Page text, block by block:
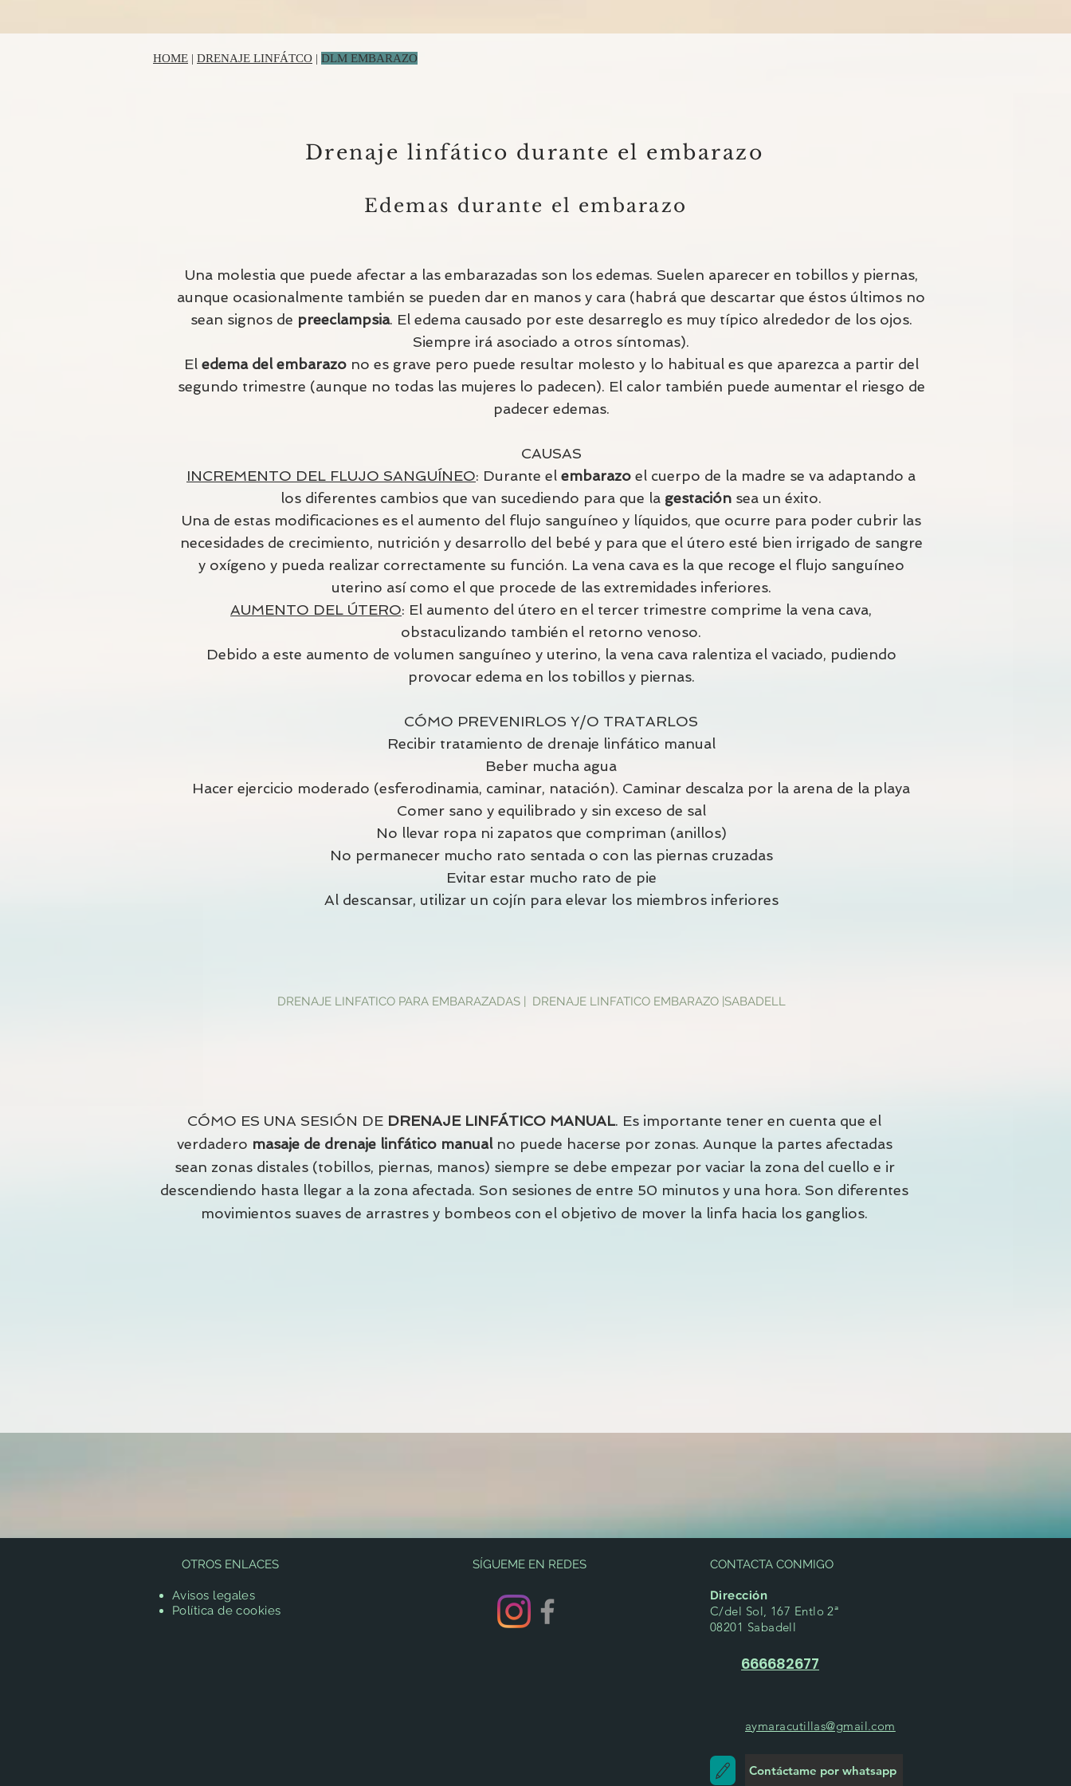
Drenaje linfático durante el embarazo
Edemas durante el embarazo
Una molestia que puede afectar a las embarazadas son los edemas. Suelen aparecer en tobillos y piernas,
aunque ocasionalmente también se pueden dar en manos y cara (habrá que descartar que éstos últimos no
sean signos de preeclampsia. El edema causado por este desarreglo es muy típico alrededor de los ojos.
Siempre irá asociado a otros síntomas).
El edema del embarazono es grave pero puede resultar molesto y lo habitual es que aparezca a partir del
segundo trimestre (aunque no todas las mujeres lo padecen). El calor también puede aumentar el riesgo de
padecer edemas.
CAUSAS
INCREMENTO DEL FLUJO SANGUÍNEO: Durante el embarazo el cuerpo de la madre se va adaptando a
los diferentes cambios que van sucediendo para que la gestación sea un éxito.
Una de estas modificaciones es el aumento del flujo sanguíneo y líquidos, que ocurre para poder cubrir las
necesidades de crecimiento, nutrición y desarrollo del bebé y para que el útero esté bien irrigado de sangre
y oxígeno y pueda realizar correctamente su función. La vena cava es la que recoge el flujo sanguíneo
uterino así como el que procede de las extremidades inferiores.
AUMENTO DEL ÚTERO: El aumento del útero en el tercer trimestre comprime la vena cava,
obstaculizando también el retorno venoso.
Debido a este aumento de volumen sanguíneo y uterino, la vena cava ralentiza el vaciado, pudiendo
provocar edema en los tobillos y piernas.
CÓMO PREVENIRLOS Y/O TRATARLOS
Recibir tratamiento de drenaje linfático manual
Beber mucha agua
Hacer ejercicio moderado (esferodinamia, caminar, natación). Caminar descalza por la arena de la playa
Comer sano y equilibrado y sin exceso de sal
No llevar ropa ni zapatos que compriman (anillos)
No permanecer mucho rato sentada o con las piernas cruzadas
Evitar estar mucho rato de pie
Al descansar, utilizar un cojín para elevar los miembros inferiores
DRENAJE LINFATICO PARA EMBARAZADAS | DRENAJE LINFATICO EMBARAZO |SABADELL
CÓMO ES UNA SESIÓN DE DRENAJE LINFÁTICO MANUAL. Es importante tener en cuenta que el
verdadero masaje de drenaje linfático manualno puede hacerse por zonas. Aunque la partes afectadas
sean zonas distales (tobillos, piernas, manos) siempre se debe empezar por vaciar la zona del cuello e ir
descendiendo hasta llegar a la zona afectada. Son sesiones de entre 50 minutos y una hora. Son diferentes
movimientos suaves de arrastres y bombeos con el objetivo de mover la linfa hacia los ganglios.
HOME | DRENAJE LINFÁTCO | DLM EMBARAZO
OTROS ENLACES
Avisos legales
Política de cookies
SÍGUEME EN REDES CONTACTA CONMIGO
Dirección
C/del Sol, 167 Entlo 2ª
08201 Sabadell
666682677
aymaracutillas@gmail.com
Contáctame por whatsapp